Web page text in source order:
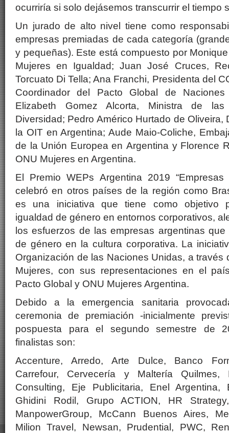
ocurriría si solo dejásemos transcurrir el tiempo
Un jurado de alto nivel tiene como
empresas premiadas de cada categoría
y pequeñas). Este está compuesto por
Mujeres en Igualdad; Juan José Cruces,
Torcuato Di Tella; Ana Franchi, Presidenta del
Coordinador del Pacto Global de
Elizabeth Gomez Alcorta, Ministra de
Diversidad; Pedro Américo Hurtado de Oliveira,
la OIT en Argentina; Aude Maio-Coliche,
de la Unión Europea en Argentina y Florence
ONU Mujeres en Argentina.
El Premio WEPs Argentina 2019
celebró en otros países de la región como
es una iniciativa que tiene como objetivo
igualdad de género en entornos corporativos,
los esfuerzos de las empresas argentinas
de género en la cultura corporativa. La
Organización de las Naciones Unidas, a través
Mujeres, con sus representaciones en el
Pacto Global y ONU Mujeres Argentina.
Debido a la emergencia sanitaria
ceremonia de premiación -inicialmente
pospuesta para el segundo semestre de
finalistas son:
Accenture, Arredo, Arte Dulce, Banco
Carrefour, Cervecería y Maltería Quilmes,
Consulting, Eje Publicitaria, Enel Argentina,
Ghidini Rodil, Grupo ACTION, HR
ManpowerGroup, McCann Buenos Aires,
Milion Travel, Newsan, Prudential, PWC,